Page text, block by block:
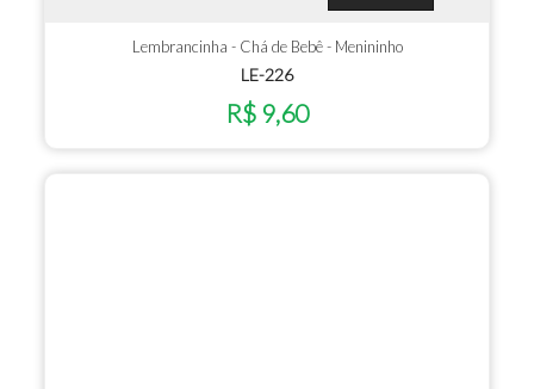
Lembrancinha - Chá de Bebê - Menininho
LE-226
R$ 9,60